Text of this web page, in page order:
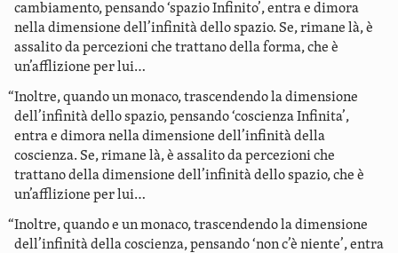
cambiamento, pensando ‘spazio Infinito’, entra e dimora
nella dimensione dell’infinità dello spazio. Se, rimane là, è
assalito da percezioni che trattano della forma, che è
un’afflizione per lui…
“Inoltre, quando un monaco, trascendendo la dimensione
dell’infinità dello spazio, pensando ‘coscienza Infinita’,
entra e dimora nella dimensione dell’infinità della
coscienza. Se, rimane là, è assalito da percezioni che
trattano della dimensione dell’infinità dello spazio, che è
un’afflizione per lui…
“Inoltre, quando e un monaco, trascendendo la dimensione
dell’infinità della coscienza, pensando ‘non c’è niente’, entra